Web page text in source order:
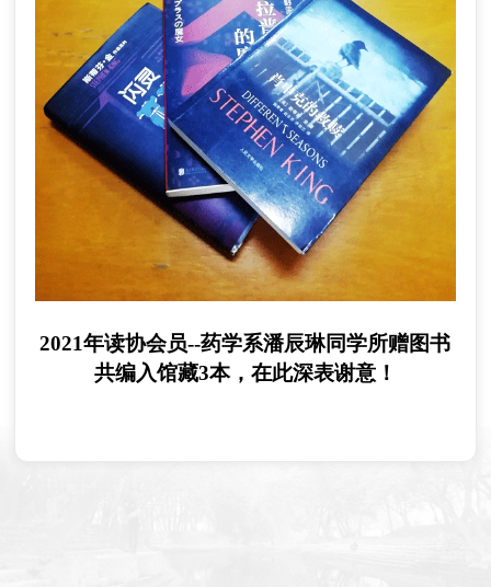
2021年读协会员--药学系潘辰琳同学所赠图书
共编入馆藏3本，在此深表谢意！